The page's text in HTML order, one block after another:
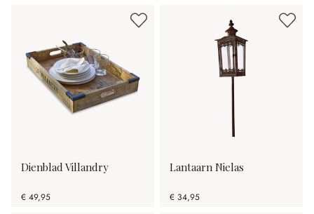
Dienblad Villandry
€ 49,95
Lantaarn Nielas
€ 34,95